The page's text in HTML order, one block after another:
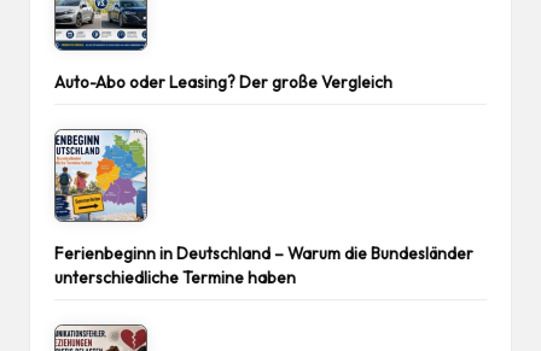
Auto-Abo oder Leasing? Der große Vergleich
Ferienbeginn in Deutschland – Warum die Bundesländer
unterschiedliche Termine haben